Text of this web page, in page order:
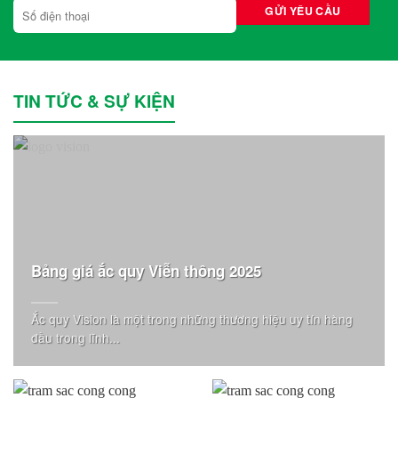
TIN TỨC & SỰ KIỆN
Bảng giá ắc quy Viễn thông 2025
Ắc quy Vision là một trong những thương hiệu uy tín hàng
đầu trong lĩnh...